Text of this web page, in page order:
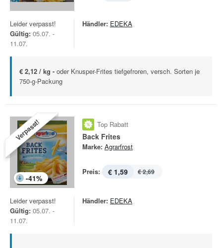
Leider verpasst!
Gültig: 05.07. -
11.07.
Händler: EDEKA
€ 2,12 / kg - oder Knusper-Frites tiefgefroren, versch. Sorten je
750-g-Packung
Verpasst!
-41%
Top Rabatt
Back Frites
Marke: Agrarfrost
Preis: € 1,59 € 2,69
Leider verpasst!
Gültig: 05.07. -
11.07.
Händler: EDEKA